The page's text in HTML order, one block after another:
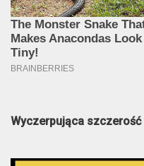
Wyczerpująca